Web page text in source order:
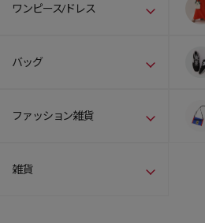
ワンピース/ドレス
バッグ
ファッション雑貨
雑貨